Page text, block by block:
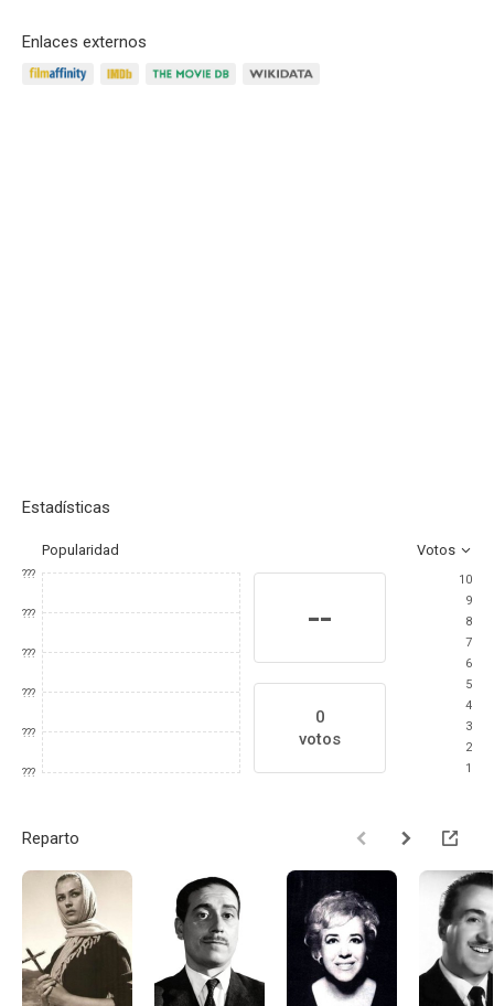
Enlaces externos
Estadísticas
Popularidad Votos
???
???
???
???
???
???
--
0
votos
10
9
8
7
6
5
4
3
2
1
Reparto